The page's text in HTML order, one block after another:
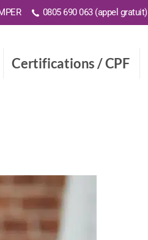
0805 690 063 (appel gratuit)
Certifications / CPF